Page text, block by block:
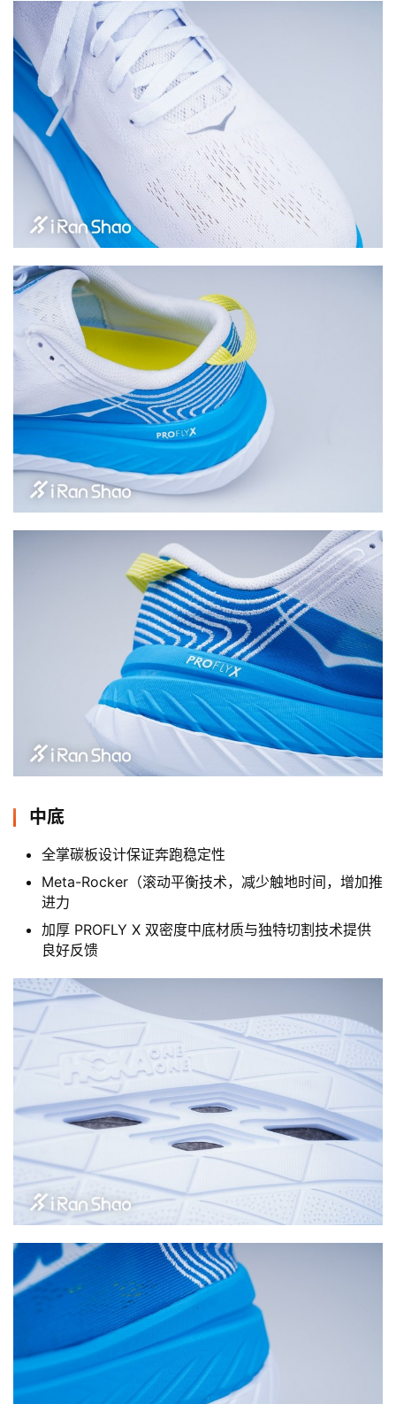
比
赛
观
装
训
练
中底
全掌碳板设计保证奔跑稳定性
Meta-Rocker（滚动平衡技术，减少触地时间，增加推
进力
加厚 PROFLY X 双密度中底材质与独特切割技术提供
良好反馈